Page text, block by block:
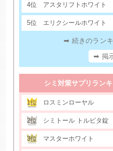
4位 アスタリフトホワイト
5位 エリクシールホワイト
➡ 続きのラン
➡ 掲
シミ対策サプリラン
1位 ロスミンローヤル
2位 シミトール トルビタ錠
3位 マスターホワイト